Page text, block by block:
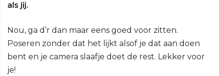
als jij.
Nou, ga d’r dan maar eens goed voor zitten.
Poseren zonder dat het lijkt alsof je dat aan doen
bent en je camera slaafje doet de rest. Lekker voor
je!